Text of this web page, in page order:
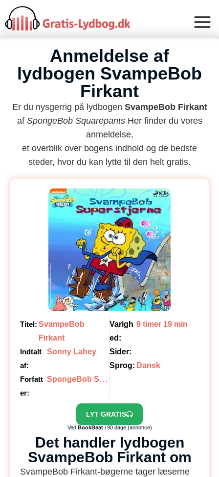
Anmeldelse af
lydbogen SvampeBob
Firkant
Er du nysgerrig på lydbogen SvampeBob Firkant
af SpongeBob SquarepantsHer finder du vores
anmeldelse,
et overblik over bogens indhold og de bedste
steder, hvor du kan lytte til den helt gratis.
Titel: SvampeBob
Firkant
Indtalt
af:
Sonny Lahey
Forfatt
er:
S
pongeBob Squarepants
Varigh
ed:
9 timer 19 min
Sider:
Sprog: Dansk
LYT GRATIS
Ved BookBeati 90 dage (annonce)
Det handler lydbogen
SvampeBob Firkant om
SvampeBob Firkant-bøgerne tager læserne